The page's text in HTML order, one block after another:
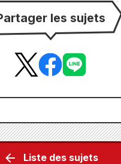
les sujets
Liste des sujets